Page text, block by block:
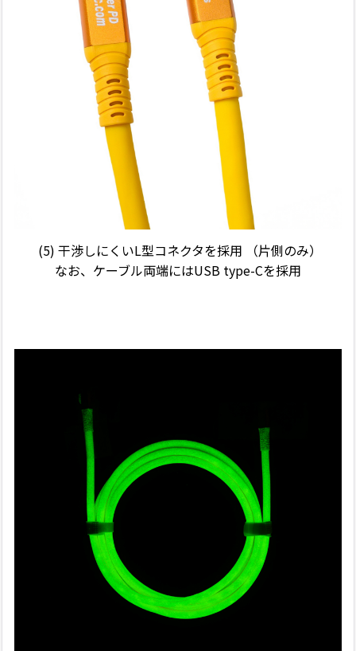
(5) 干渉しにくいL型コネクタを採用 （片側のみ）
なお、ケーブル両端にはUSB type-Cを採用